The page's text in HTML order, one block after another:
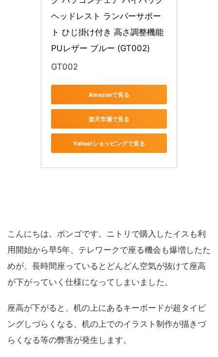
ヘッドレスト ランバーサポー
ト ひじ掛け付き 高さ調整機能
PUレザー ブルー (GT002)
GT002
Amazonで見る
楽天市場で見る
Yahoo!ショッピングで見る
こんにちは。ボンゴです。ニトリで購入したイスも利
用開始から早5年、テレワークで座る機会も爆増したた
めが、長時間座っているとどんどん空気が抜けて座高
が下がっていく仕様になってしまいました。
座高が下がると、机の上にあるキーボードが超タイピ
ングしづらくなる、机の上でのイラスト制作が描きづ
らくなる等の弊害が発生します。